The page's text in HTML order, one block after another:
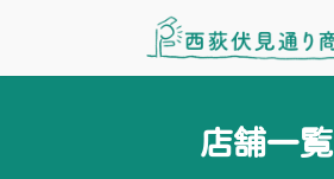
ツ
シ
店舗一覧